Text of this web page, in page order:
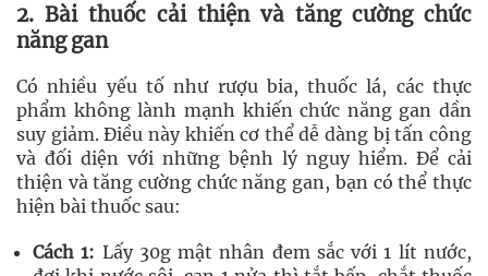
2. Bài thuốc cải thiện và tăng cường chức
năng gan
Có nhiều yếu tố như rượu bia, thuốc lá, các thực
phẩm không lành mạnh khiến chức năng gan dần
suy giảm. Điều này khiến cơ thể dễ dàng bị tấn công
và đối diện với những bệnh lý nguy hiểm. Để cải
thiện và tăng cường chức năng gan, bạn có thể thực
hiện bài thuốc sau:
Cách 1: Lấy 30g mật nhân đem sắc với 1 lít nước,